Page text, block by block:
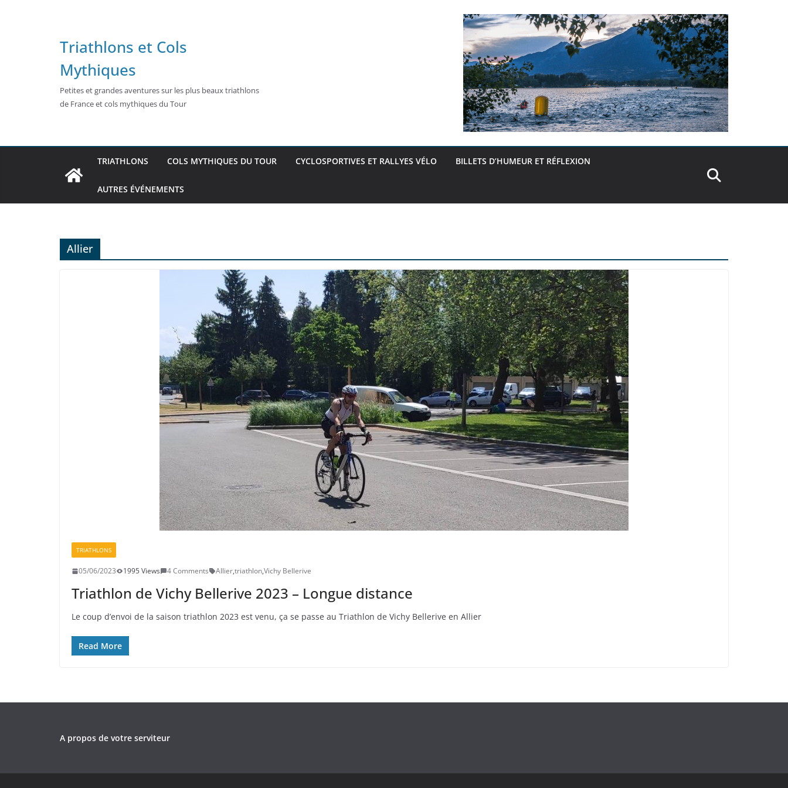
Triathlons et Cols
Mythiques
Petites et grandes aventures sur les plus beaux triathlons
de France et cols mythiques du Tour
TRIATHLONS COLS MYTHIQUES DU TOUR CYCLOSPORTIVES ET RALLYES VÉLO BILLETS D’HUMEUR ET RÉFLEXION
AUTRES ÉVÉNEMENTS
Allier
TRIATHLONS
05/06/2023 1995 Views 4 Comments Allier,triathlon,Vichy Bellerive
Triathlon de Vichy Bellerive 2023 – Longue distance
Le coup d’envoi de la saison triathlon 2023 est venu, ça se passe au Triathlon de Vichy Bellerive en Allier
Read More
A propos de votre serviteur